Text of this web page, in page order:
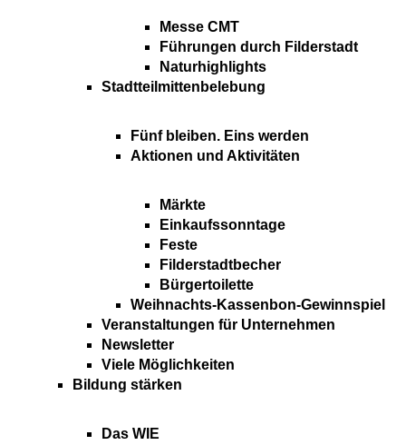
Messe CMT
Führungen durch Filderstadt
Naturhighlights
Stadtteilmittenbelebung
Fünf bleiben. Eins werden
Aktionen und Aktivitäten
Märkte
Einkaufssonntage
Feste
Filderstadtbecher
Bürgertoilette
Weihnachts-Kassenbon-Gewinnspiel
Veranstaltungen für Unternehmen
Newsletter
Viele Möglichkeiten
Bildung stärken
Das WIE